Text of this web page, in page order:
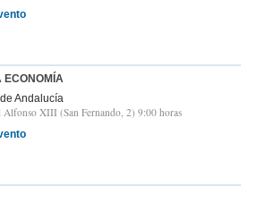
ECONOMÍA
Andalucía
Alfonso XIII (San Fernando, 2) 9:00 horas